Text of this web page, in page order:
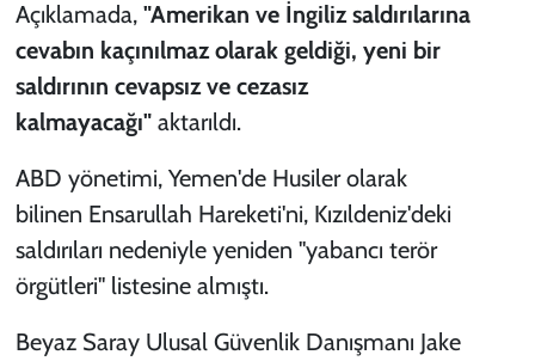
Açıklamada, "Amerikan ve İngiliz saldırılarına
cevabın kaçınılmaz olarak geldiği, yeni bir
saldırının cevapsız ve cezasız
kalmayacağı" aktarıldı.
ABD yönetimi, Yemen'de Husiler olarak
bilinen Ensarullah Hareketi'ni, Kızıldeniz'deki
saldırıları nedeniyle yeniden "yabancı terör
örgütleri" listesine almıştı.
Beyaz Saray Ulusal Güvenlik Danışmanı Jake